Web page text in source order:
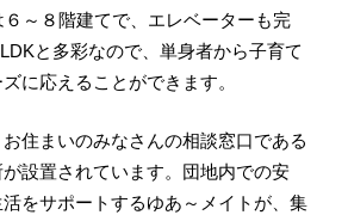
～８階建てで、エレベーターも完
と多彩なので、単身者から子育て
に応えることができます。
住まいのみなさんの相談窓口である
設置されています。団地内での安
をサポートするゆあ～メイトが、集